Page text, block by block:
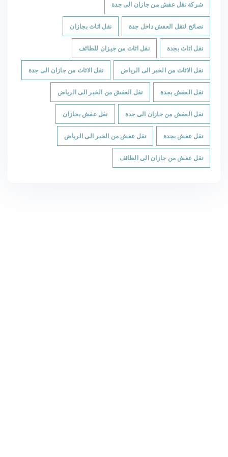
شركة نقل عفش من جازان الى جدة
نصائح لنقل العفش داخل جدة نقل اثاث بجازان
نقل اثاث بجدة نقل اثاث من جيزان للطائف
نقل الاثاث من الخبر الى الرياض نقل الاثاث من جازان الى جدة
نقل العفش بجدة نقل العفش من الخبر الى الرياض
نقل العفش من جازان الى جدة نقل عفش بجازان
نقل عفش بجدة نقل عفش من الخبر الى الرياض
نقل عفش من جازان الى الطائف